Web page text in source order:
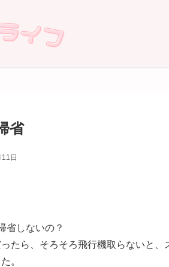
省
日
省しないの？
たら、そろそろ飛行機取らないと、
。